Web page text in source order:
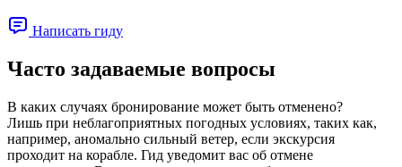
Написать гиду
Часто задаваемые вопросы
В каких случаях бронирование может быть отменено?
Лишь при неблагоприятных погодных условиях, таких как,
например, аномально сильный ветер, если экскурсия
проходит на корабле. Гид уведомит вас об отмене